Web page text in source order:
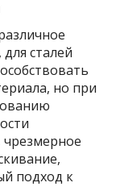
сталей
но при
чрезмерное
подход к